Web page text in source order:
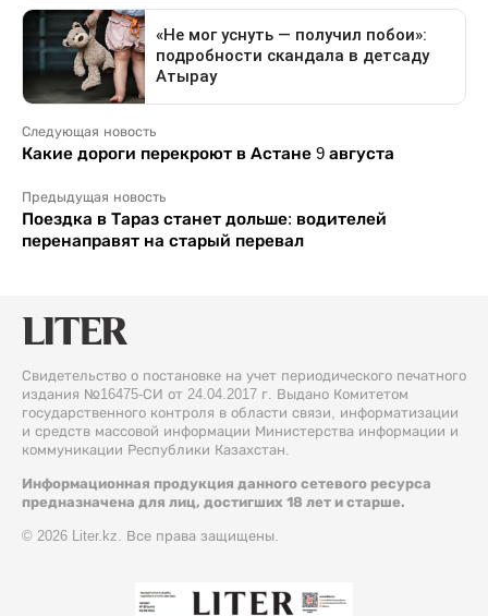
Следующая новость
Какие дороги перекроют в Астане 9 августа
Предыдущая новость
Поездка в Тараз станет дольше: водителей
перенаправят на старый перевал
Свидетельство о постановке на учет периодического печатного
издания №16475-СИ от 24.04.2017 г. Выдано Комитетом
государственного контроля в области связи, информатизации
и средств массовой информации Министерства информации и
коммуникации Республики Казахстан.
Информационная продукция данного сетевого ресурса
предназначена для лиц, достигших 18 лет и старше.
© 2026 Liter.kz. Все права защищены.